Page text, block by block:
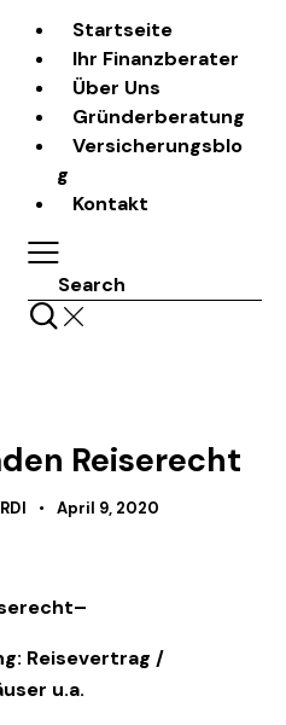
Startseite
Ihr Finanzberater
Über Uns
Gründerberatung
Versicherungsblo
g
Kontakt
Search
Reiserecht
April 9, 2020
Reisevertrag /
u.a.